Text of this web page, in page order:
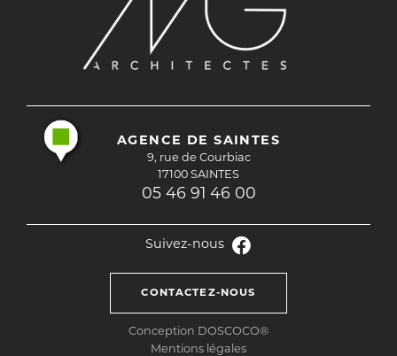
AGENCE DE SAINTES
9, rue de Courbiac
17100 SAINTES
05 46 91 46 00
Suivez-nous
CONTACTEZ-NOUS
Conception DOSCOCO®
Mentions légales